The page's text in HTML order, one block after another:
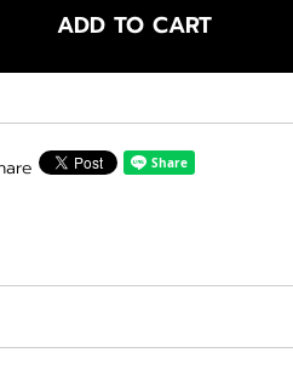
ADD TO CART